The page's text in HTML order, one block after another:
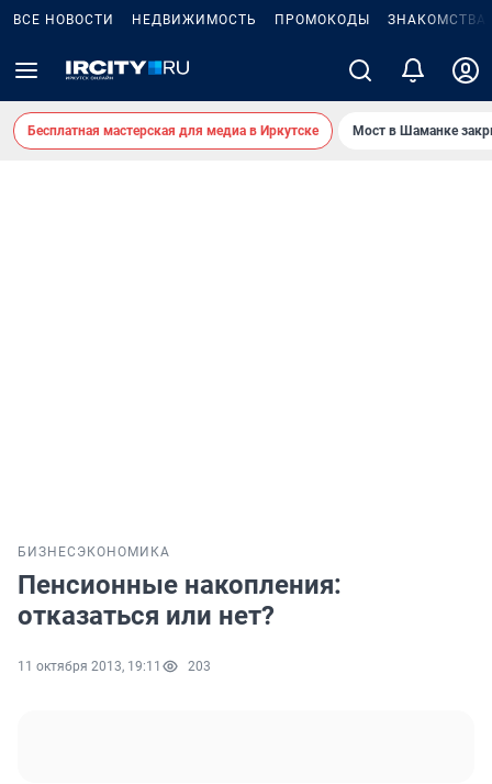
ВСЕ НОВОСТИ НЕДВИЖИМОСТЬ ПРОМОКОДЫ ЗНАКОМСТВА
Бесплатная мастерская для медиа в Иркутске Мост в Шаманке
БИЗНЕС ЭКОНОМИКА
Пенсионные накопления:
отказаться или нет?
11 октября 2013, 19:11 203